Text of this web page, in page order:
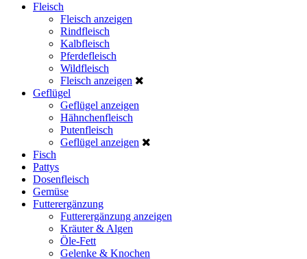
Fleisch
Fleisch anzeigen
Rindfleisch
Kalbfleisch
Pferdefleisch
Wildfleisch
Fleisch anzeigen
Geflügel
Geflügel anzeigen
Hähnchenfleisch
Putenfleisch
Geflügel anzeigen
Fisch
Pattys
Dosenfleisch
Gemüse
Futterergänzung
Futterergänzung anzeigen
Kräuter & Algen
Öle-Fett
Gelenke & Knochen